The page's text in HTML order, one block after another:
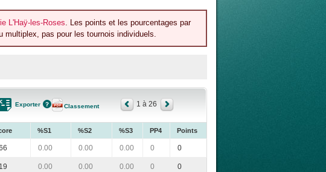
L'Haÿ-les-Roses. Les points et les pourcentages par
multiplex, pas pour les tournois individuels.
Exporter Classement 1 à 26
%S1 %S2 %S3 PP4 Points
0.00 0.00 0.00 0 0
0.00 0.00 0.00 0 0